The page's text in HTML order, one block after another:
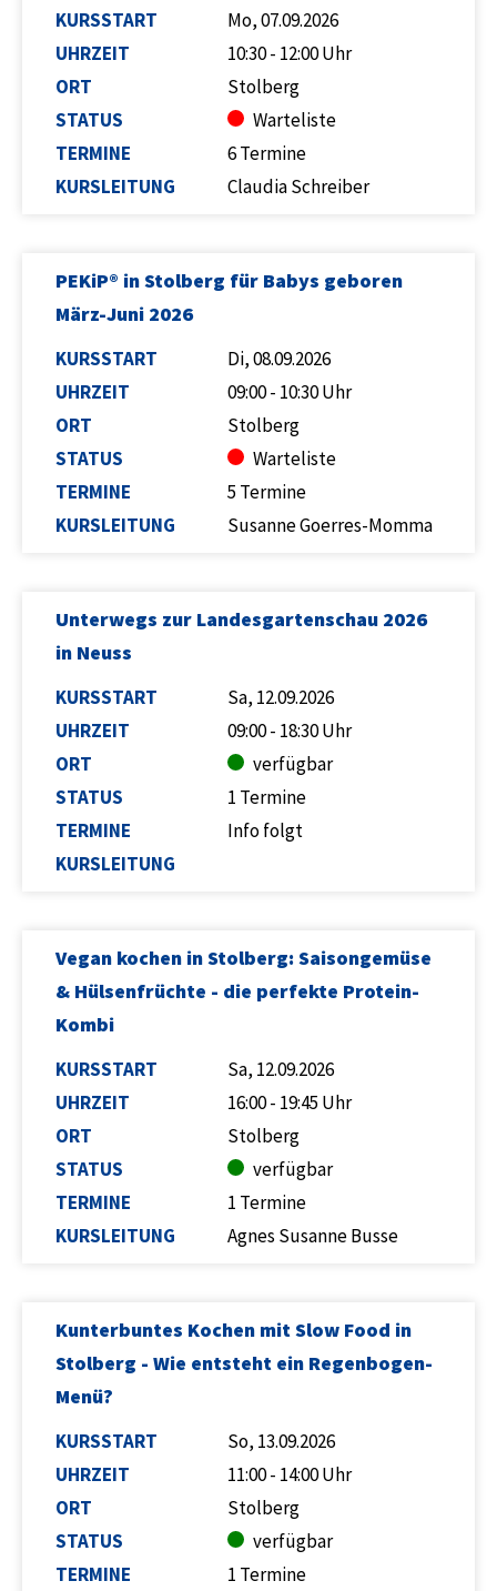
KURSSTART
UHRZEIT
ORT
STATUS
TERMINE
KURSLEITUNG
Mo, 07.09.2026
10:30 - 12:00 Uhr
Stolberg
Warteliste
6 Termine
Claudia Schreiber
PEKiP® in Stolberg für Babys geboren
März-Juni 2026
KURSSTART
UHRZEIT
ORT
STATUS
TERMINE
KURSLEITUNG
Di, 08.09.2026
09:00 - 10:30 Uhr
Stolberg
Warteliste
5 Termine
Susanne Goerres-Momma
Unterwegs zur Landesgartenschau 2026
in Neuss
KURSSTART
UHRZEIT
ORT
STATUS
TERMINE
KURSLEITUNG
Sa, 12.09.2026
09:00 - 18:30 Uhr
verfügbar
1 Termine
Info folgt
Vegan kochen in Stolberg: Saisongemüse
& Hülsenfrüchte - die perfekte Protein-
Kombi
KURSSTART
UHRZEIT
ORT
STATUS
TERMINE
KURSLEITUNG
Sa, 12.09.2026
16:00 - 19:45 Uhr
Stolberg
verfügbar
1 Termine
Agnes Susanne Busse
Kunterbuntes Kochen mit Slow Food in
Stolberg - Wie entsteht ein Regenbogen-
Menü?
KURSSTART
UHRZEIT
ORT
STATUS
TERMINE
So, 13.09.2026
11:00 - 14:00 Uhr
Stolberg
verfügbar
1 Termine